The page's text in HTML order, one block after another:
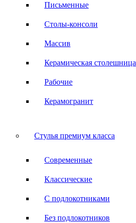
Письменные
Столы-консоли
Массив
Керамическая столешница
Рабочие
Керамогранит
Стулья премиум класса
Современные
Классические
С подлокотниками
Без подлокотников